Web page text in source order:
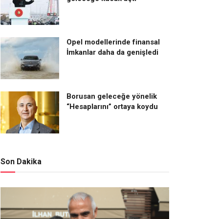
Opel modellerinde finansal
İmkanlar daha da genişledi
Borusan geleceğe yönelik
“Hesaplarını” ortaya koydu
Son Dakika